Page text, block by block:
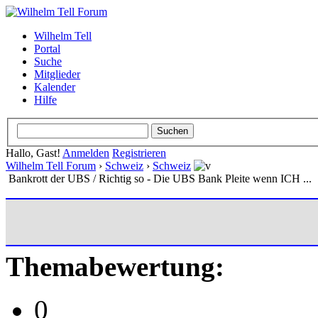
Wilhelm Tell
Portal
Suche
Mitglieder
Kalender
Hilfe
Hallo, Gast! Anmelden Registrieren
Wilhelm Tell Forum › Schweiz › Schweiz
Bankrott der UBS / Richtig so - Die UBS Bank Pleite wenn ICH ...
Themabewertung:
0